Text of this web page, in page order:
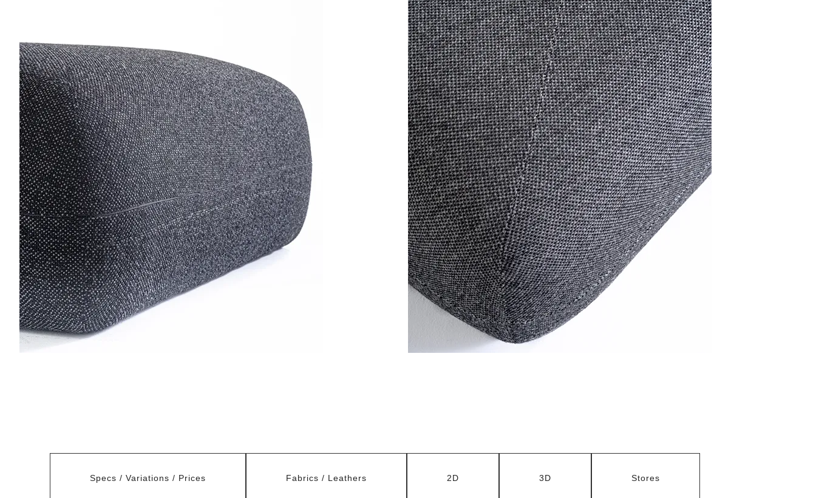
Specs / Variations / Prices Fabrics / Leathers 2D 3D Stores